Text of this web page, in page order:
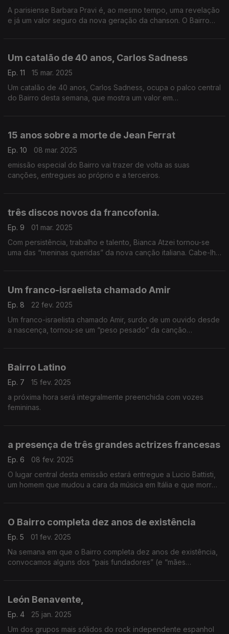
A parisiense Barbara Pravi é, ao mesmo tempo, uma revelação
e já um valor seguro da nova geração da chanson. O Bairro
Um catalão de 40 anos, Carlos Sadness
Ep. 11
15 mar. 2025
Um catalão de 40 anos, Carlos Sadness, ocupa o palco central
do Bairro desta semana, que mostra um valor em
15 anos sobre a morte de Jean Ferrat
Ep. 10
08 mar. 2025
emissão especial do Bairro vai trazer de volta as suas
canções, entregues ao próprio e a terceiros.
três discos novos da francofonia.
Ep. 9
01 mar. 2025
Com persistência, trabalho e talento, Bianca Atzei tornou-se
uma das “meninas queridas” da nova canção italiana. Cabe-lhe
Um franco-israelista chamado Amir
Ep. 8
22 fev. 2025
Um franco-israelista chamado Amir, surdo de um ouvido desde
a nascença, tornou-se um “peso pesado” da canção
Bairro Latino
Ep. 7
15 fev. 2025
a próxima hora será integralmente preenchida com vozes
femininas.
a presença de três grandes actrizes francesas
Ep. 6
08 fev. 2025
O lugar central desta emissão estará entregue a Lucio Battisti,
um homem que mudou a cara da música em Itália e que morreu
O Bairro completa dez anos de existência
Ep. 5
01 fev. 2025
Na semana em que o Bairro completa dez anos de existência,
convocamos alguns dos “pais fundadores” (e “mães
León Benavente,
Ep. 4
25 jan. 2025
Um dos grupos mais sólidos do rock independente espanhol